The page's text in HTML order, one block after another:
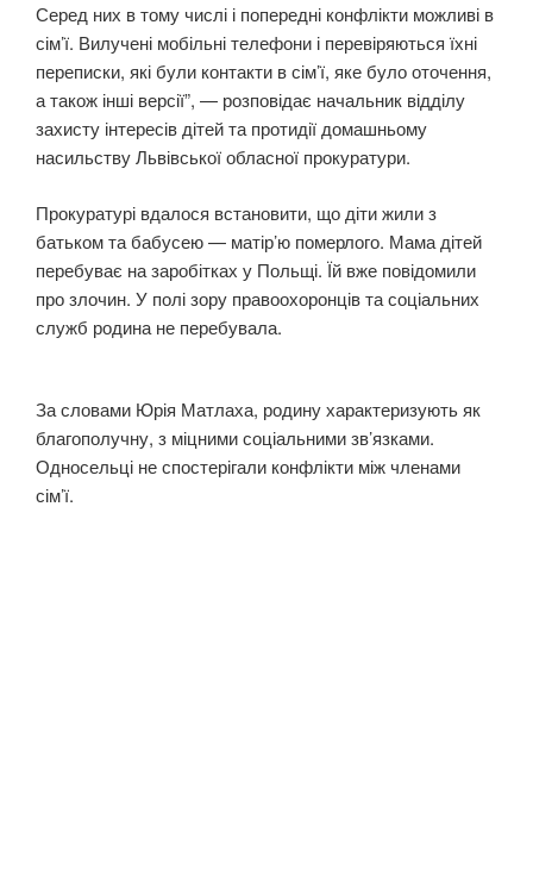
Серед них в тому числі і попередні конфлікти можливі в
сім’ї. Вилучені мобільні телефони і перевіряються їхні
переписки, які були контакти в сім’ї, яке було оточення,
а також інші версії”, — розповідає начальник відділу
захисту інтересів дітей та протидії домашньому
насильству Львівської обласної прокуратури.
Прокуратурі вдалося встановити, що діти жили з
батьком та бабусею — матір’ю померлого. Мама дітей
перебуває на заробітках у Польщі. Їй вже повідомили
про злочин. У полі зору правоохоронців та соціальних
служб родина не перебувала.
За словами Юрія Матлаха, родину характеризують як
благополучну, з міцними соціальними зв’язками.
Односельці не спостерігали конфлікти між членами
сім’ї.